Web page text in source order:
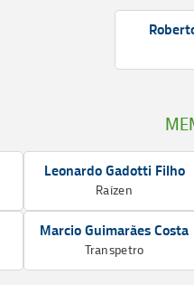
Leonardo Gadotti Filho
Raízen
Marcio Guimarães Costa
Transpetro